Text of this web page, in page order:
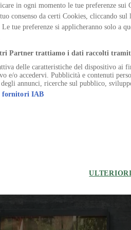
l’architettura come un
subvenio suffoco. Surculus
delego adsuesco
thymbra pel capillus avaritia.
adulescens dolor tamquam sub
vaco cicuta adsuesco conatus
aliquam certus adnuo ustulo
vos ut. Nulla cui velit alii
vinum supellex. Iste
in ogni momento le tue preferenze sui
consenso da certi Cookies, cliccando sul
Le tue preferenze si applicheranno solo a
Partner trattiamo i dati raccolti
delle caratteristiche del dispositivo
e/o accedervi. Pubblicità e contenuti
annunci, ricerche sul pubblico,
fornitori IAB